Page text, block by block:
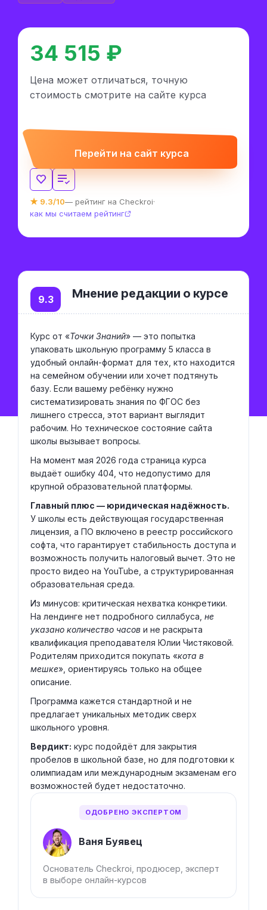
34 515 ₽
Цена может отличаться, точную
стоимость смотрите на сайте курса
Перейти на сайт курса
★ 9.3/10— рейтинг на Checkroi·
как мы считаем рейтинг
Мнение редакции о курсе
9.3
Курс от «Точки Знаний» — это попытка
упаковать школьную программу 5 класса в
удобный онлайн-формат для тех, кто находится
на семейном обучении или хочет подтянуть
базу. Если вашему ребёнку нужно
систематизировать знания по ФГОС без
лишнего стресса, этот вариант выглядит
рабочим. Но техническое состояние сайта
школы вызывает вопросы.
На момент мая 2026 года страница курса
выдаёт ошибку 404, что недопустимо для
крупной образовательной платформы.
Главный плюс — юридическая надёжность.
У школы есть действующая государственная
лицензия, а ПО включено в реестр российского
софта, что гарантирует стабильность доступа и
возможность получить налоговый вычет. Это не
просто видео на YouTube, а структурированная
образовательная среда.
Из минусов: критическая нехватка конкретики.
На лендинге нет подробного силлабуса, не
указано количество часов и не раскрыта
квалификация преподавателя Юлии Чистяковой.
Родителям приходится покупать «кота в
мешке», ориентируясь только на общее
описание.
Программа кажется стандартной и не
предлагает уникальных методик сверх
школьного уровня.
Вердикт: курс подойдёт для закрытия
пробелов в школьной базе, но для подготовки к
олимпиадам или международным экзаменам его
возможностей будет недостаточно.
ОДОБРЕНО ЭКСПЕРТОМ
Ваня Буявец
Основатель Checkroi, продюсер, эксперт
в выборе онлайн-курсов